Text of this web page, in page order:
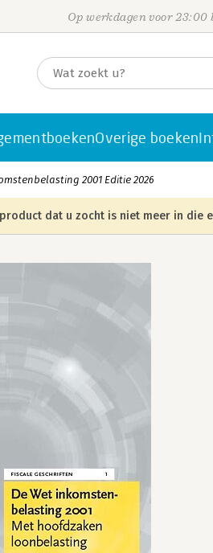
Op werkdagen voor
Overige boeken
2001 Editie 2026
product dat u zocht is niet meer in